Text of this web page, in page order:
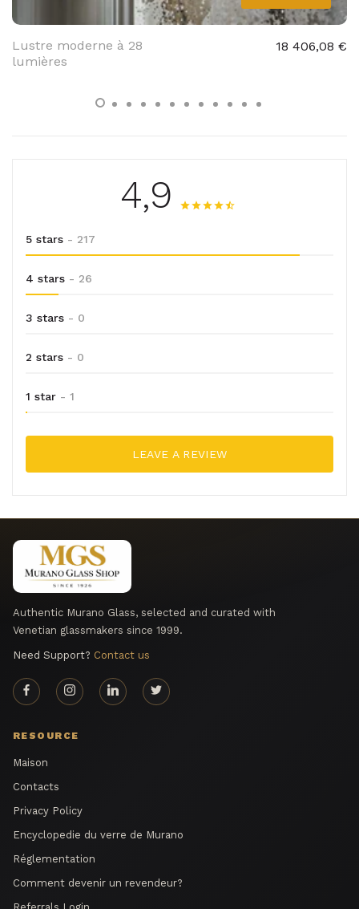
Lustre moderne à 28
lumières
18 406,08 €
4,9
5 stars - 217
4 stars - 26
3 stars - 0
2 stars - 0
1 star - 1
LEAVE A REVIEW
Authentic Murano Glass, selected and curated with
Venetian glassmakers since 1999.
Need Support? Contact us
RESOURCE
Maison
Contacts
Privacy Policy
Encyclopedie du verre de Murano
Réglementation
Comment devenir un revendeur?